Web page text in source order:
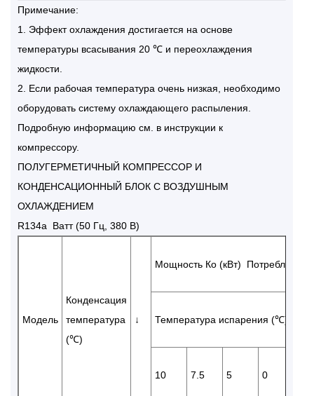
Примечание:
1. Эффект охлаждения достигается на основе
температуры всасывания 20 ℃ и переохлаждения
жидкости.
2. Если рабочая температура очень низкая, необходимо
оборудовать систему охлаждающего распыления.
Подробную информацию см. в инструкции к
компрессору.
ПОЛУГЕРМЕТИЧНЫЙ КОМПРЕССОР И
КОНДЕНСАЦИОННЫЙ БЛОК С ВОЗДУШНЫМ
ОХЛАЖДЕНИЕМ
R134a Ватт (50 Гц, 380 В)
Модель
Конденсация
температура
(℃)
↓
Мощность Ко (кВт)
Температура испарения (℃)
10 7.5 5 0